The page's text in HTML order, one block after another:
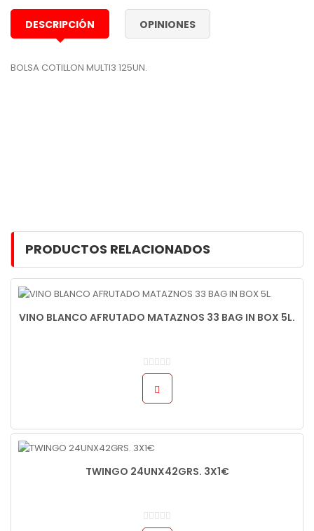
DESCRIPCIÓN OPINIONES
BOLSA COTILLON MULTI3 125UN.
PRODUCTOS RELACIONADOS
VINO BLANCO AFRUTADO MATAZNOS 33 BAG IN BOX 5L.
TWINGO 24UNX42GRS. 3X1€